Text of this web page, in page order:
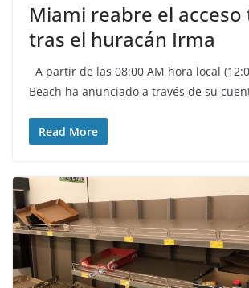
Miami reabre el
tras el huracán Irma
A partir de las 08:00 AM hora local
Beach ha anunciado a través de su
Read More